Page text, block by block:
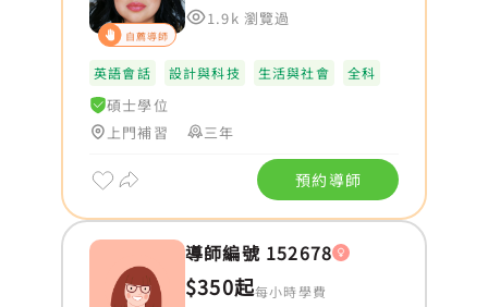
自薦導師
1.9k 瀏覽過
英語會話 設計與科技 生活與社會 全科
碩士學位
上門補習
三年
預約導師
導師編號 152678
$350起每小時學費